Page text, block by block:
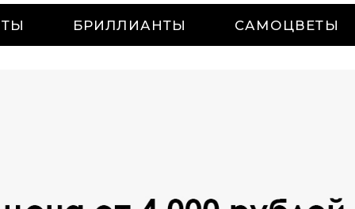
БРИЛЛИАНТЫ САМОЦВЕТЫ